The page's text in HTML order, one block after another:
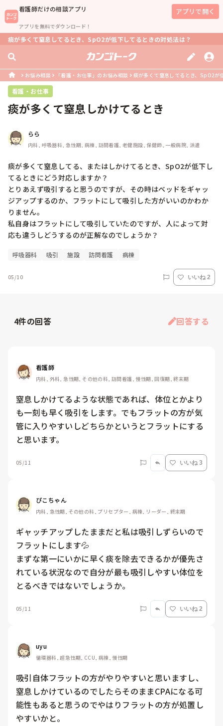
看護師だけの相談アプリ
アプリを無料でダウンロード！
アプリで開く
痰が多くて窒息してるとき、SpO2が低下してるときの対処法は？
お悩み相談 「看護・お仕事」のお悩み相談 痰が多くて窒息してるとき、SpO2が
看護・お仕事
痰が多くて窒息しかけてるとき
らら
内科, 呼吸器科, 急性期, 病棟, 訪問看護, 老健施設, 保健師, 一般病院, 派遣
痰が多くて窒息してる、またはしかけてるとき、SpO2が低下し
てるときにどう対応しますか？
とりあえず吸引すると思うのですが、その時はベッドをギャッ
ジアップするのか、フラットにして吸引した方がいいのかわか
りません。
私自身はフラットにして吸引していたのですが、人によって対
応も違うしどうするのが正解なのでしょうか？
呼吸器科 吸引 施設 訪問看護 病棟
05/10 いいね 2
4件の回答 回答する
看護師
内科, 外科, 急性期, その他の科, 訪問看護, 慢性期, 回復期, 終末期
窒息しかけてるような状態であれば、体位とかより
も一刻も早く吸引をします。でもフラットの方が気
管に入りやすいしどちらかというとフラットにする
と思います。
05/11 いいね 3
ぴこちゃん
内科, 急性期, その他の科, プリセプター, 病棟, リーダー, 終末期
ギャッチアップしたままだと私は吸引しずらいので
フラットにします💦
まずな第一にいかに早く痰を除去できるかが優先さ
れている状況なので自分が最も吸引しやすい体位を
とるべきではないでしょうか。
05/11 いいね 2
uyu
循環器科, 超急性期, CCU, 病棟, 慢性期
吸引自体フラットの方がやりやすいと思いますし、
窒息しかけているのでしたらそのままCPAになる可
能性もあると思うのでやはりフラットの方が処置し
やすいかと。